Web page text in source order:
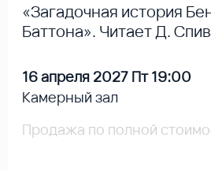
«Загадочная история
Баттона». Читает Д.
16 апреля 2027 Пт 19:00
Камерный зал
Продажа по полной